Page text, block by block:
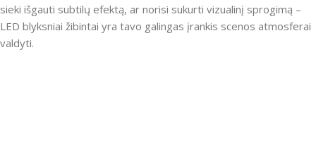
sieki išgauti subtilų efektą, ar norisi sukurti vizualinį sprogimą –
LED blyksniai žibintai yra tavo galingas įrankis scenos atmosferai
valdyti.